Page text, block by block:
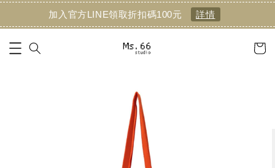
加入官方LINE領取折扣碼100元 詳情